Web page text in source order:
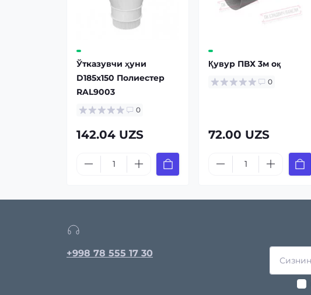
Ўтказувчи ҳуни
D185х150 Полиестер
RAL9003
0
142.04 UZS
Қувур ПВХ 3м оқ
0
72.00 UZS
+998 78 555 17 30